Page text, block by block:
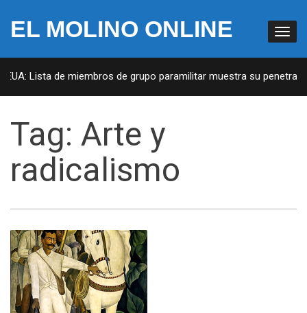
EL MOLINO ONLINE
Lista de miembros de grupo paramilitar muestra su
Tag: Arte y
radicalismo